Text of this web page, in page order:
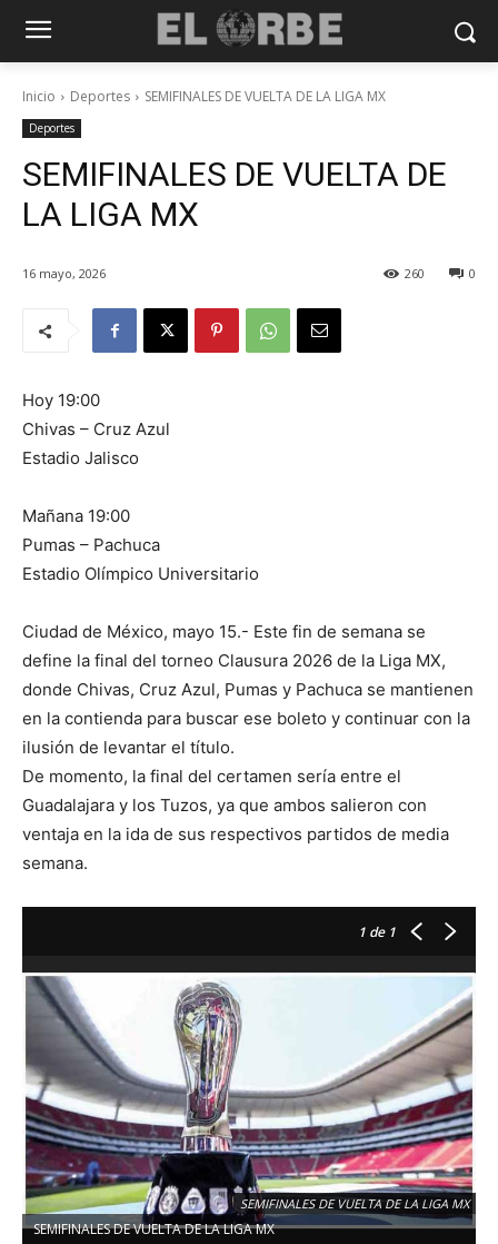
Inicio Deportes SEMIFINALES DE VUELTA DE LA LIGA MX
Deportes
SEMIFINALES DE VUELTA DE
LA LIGA MX
16 mayo, 2026 0
260
Hoy 19:00
Chivas – Cruz Azul
Estadio Jalisco
Mañana 19:00
Pumas – Pachuca
Estadio Olímpico Universitario
Ciudad de México, mayo 15.- Este fin de semana se
define la final del torneo Clausura 2026 de la Liga MX,
donde Chivas, Cruz Azul, Pumas y Pachuca se mantienen
en la contienda para buscar ese boleto y continuar con la
ilusión de levantar el título.
De momento, la final del certamen sería entre el
Guadalajara y los Tuzos, ya que ambos salieron con
ventaja en la ida de sus respectivos partidos de media
semana.
1 de 1
SEMIFINALES DE VUELTA DE LA LIGA MX
SEMIFINALES DE VUELTA DE LA LIGA MX